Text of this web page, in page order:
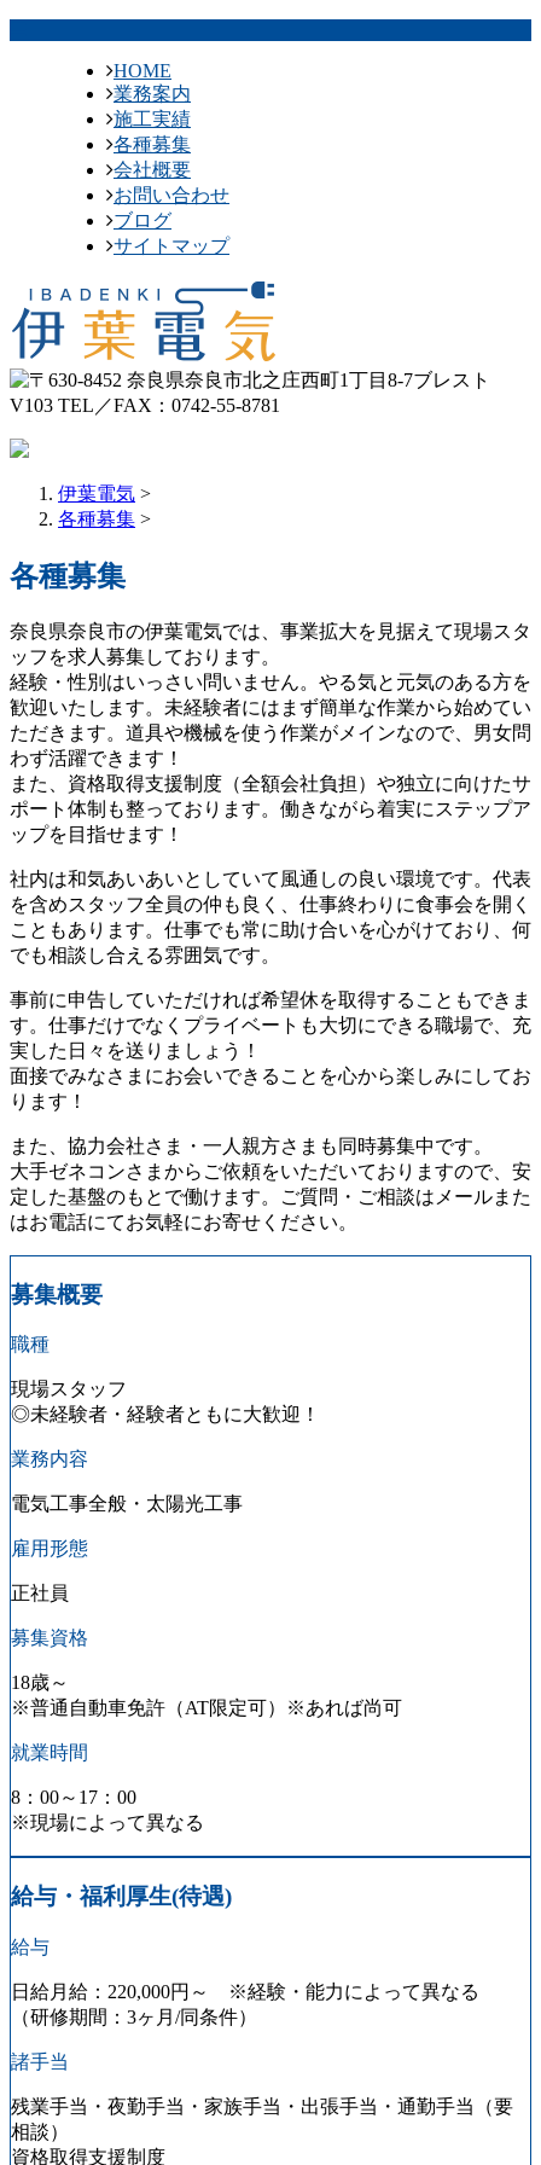
HOME
業務案内
施工実績
各種募集
会社概要
お問い合わせ
ブログ
サイトマップ
伊葉電気 >
各種募集 >
各種募集
奈良県奈良市の伊葉電気では、事業拡大を見据えて現場スタ
ッフを求人募集しております。
経験・性別はいっさい問いません。やる気と元気のある方を
歓迎いたします。未経験者にはまず簡単な作業から始めてい
ただきます。道具や機械を使う作業がメインなので、男女問
わず活躍できます！
また、資格取得支援制度（全額会社負担）や独立に向けたサ
ポート体制も整っております。働きながら着実にステップア
ップを目指せます！
社内は和気あいあいとしていて風通しの良い環境です。代表
を含めスタッフ全員の仲も良く、仕事終わりに食事会を開く
こともあります。仕事でも常に助け合いを心がけており、何
でも相談し合える雰囲気です。
事前に申告していただければ希望休を取得することもできま
す。仕事だけでなくプライベートも大切にできる職場で、充
実した日々を送りましょう！
面接でみなさまにお会いできることを心から楽しみにしてお
ります！
また、協力会社さま・一人親方さまも同時募集中です。
大手ゼネコンさまからご依頼をいただいておりますので、安
定した基盤のもとで働けます。ご質問・ご相談はメールまた
はお電話にてお気軽にお寄せください。
募集概要
職種
現場スタッフ
◎未経験者・経験者ともに大歓迎！
業務内容
電気工事全般・太陽光工事
雇用形態
正社員
募集資格
18歳～
※普通自動車免許（AT限定可）※あれば尚可
就業時間
8：00～17：00
※現場によって異なる
給与・福利厚生(待遇)
給与
日給月給：220,000円～
※経験・能力によって異なる
（研修期間：3ヶ月/同条件）
諸手当
残業手当・夜勤手当・家族手当・出張手当・通勤手当（要
相談）
資格取得支援制度